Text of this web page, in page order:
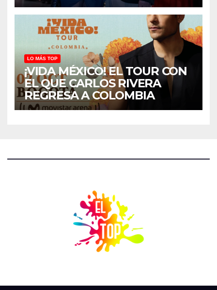
LO MÁS TOP
¡VIDA MÉXICO! EL TOUR CON
EL QUE CARLOS RIVERA
REGRESA A COLOMBIA